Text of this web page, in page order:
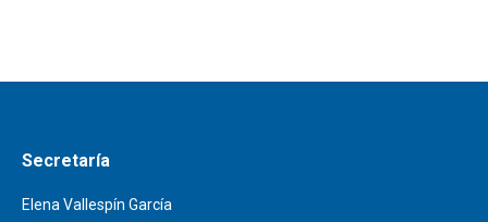
Secretaría
Elena Vallespín García